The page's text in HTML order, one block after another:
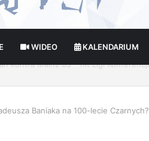
WIDEO KALENDARIUM
Baniaka na 100-lecie Czarnych?